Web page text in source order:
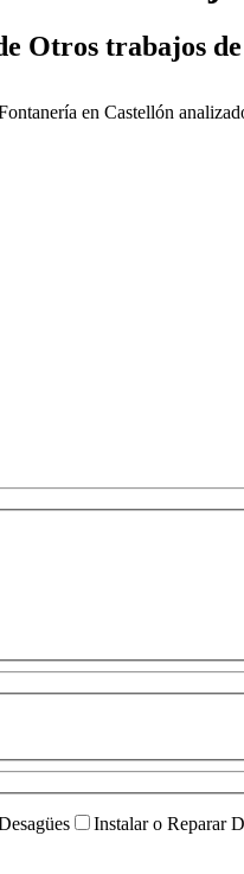
Otros trabajos
en Castellón
Instalar o Reparar